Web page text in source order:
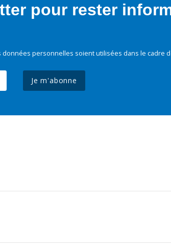
pour rester
données personnelles soient utilisées dans le cadre
Je m'abonne